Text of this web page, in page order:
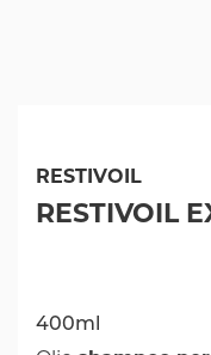
RESTIVOIL
RESTIVOIL
400ml